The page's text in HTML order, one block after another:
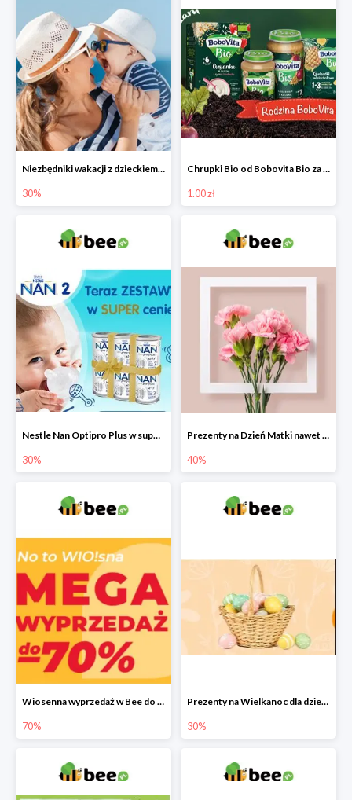
Niezbędniki wakacji z dzieckiem do -30%
30%
Chrupki Bio od Bobovita Bio za 1 grosz
1.00 zł
Nestle Nan Optipro Plus w super cenach!
30%
Prezenty na Dzień Matki nawet do -40%
40%
Wiosenna wyprzedaż w Bee do -70%
70%
Prezenty na Wielkanoc dla dzieci 2022 - upominki od Zajączka
30%